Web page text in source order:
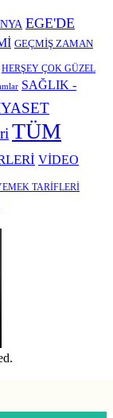
EGE'DE
GEÇMİŞ ZAMAN
HERŞEY ÇOK GÜZEL
SAĞLIK -
TÜM
VİDEO
TARİFLERİ